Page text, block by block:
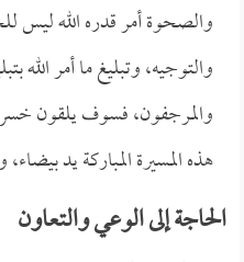
والصحوة أمر قدره الله ليس
والتوجيه، وتبليغ ما أمر الله
والمرجفون، فسوف يلقون
هذه المسيرة المباركة يد
الحاجة إلى الوعي والتعاون